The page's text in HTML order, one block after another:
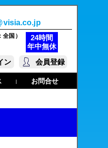
国）
24時間
年中無休
ン 会員登録
| お問合せ